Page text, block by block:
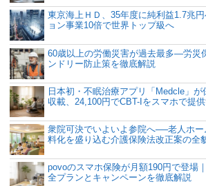
東京海上ＨＤ、35年度に純利益1.7兆
ョン事業10倍で世界トップ級へ
60歳以上の労働災害が過去最多―労災
ンドリー防止策を徹底解説
日本初・不眠治療アプリ「Medcle」
収載、24,100円でCBT-Iをスマホで提
衆院可決でいよいよ参院へ──老人ホ
料化を盛り込む介護保険法改正案の全
povoのスマホ保険が月額190円で登場
全プランとキャンペーンを徹底解説